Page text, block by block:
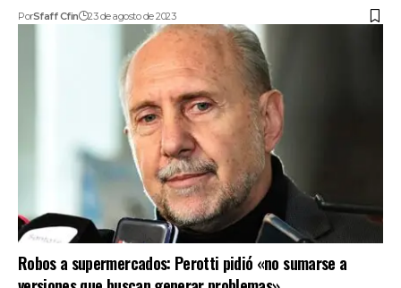
PorSfaff Cfin 23 de agosto de 2023
Robos a supermercados: Perotti pidió «no sumarse a